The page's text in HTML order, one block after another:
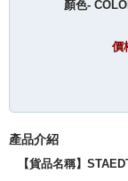
顏色-
價
產品介紹
【貨品名稱】